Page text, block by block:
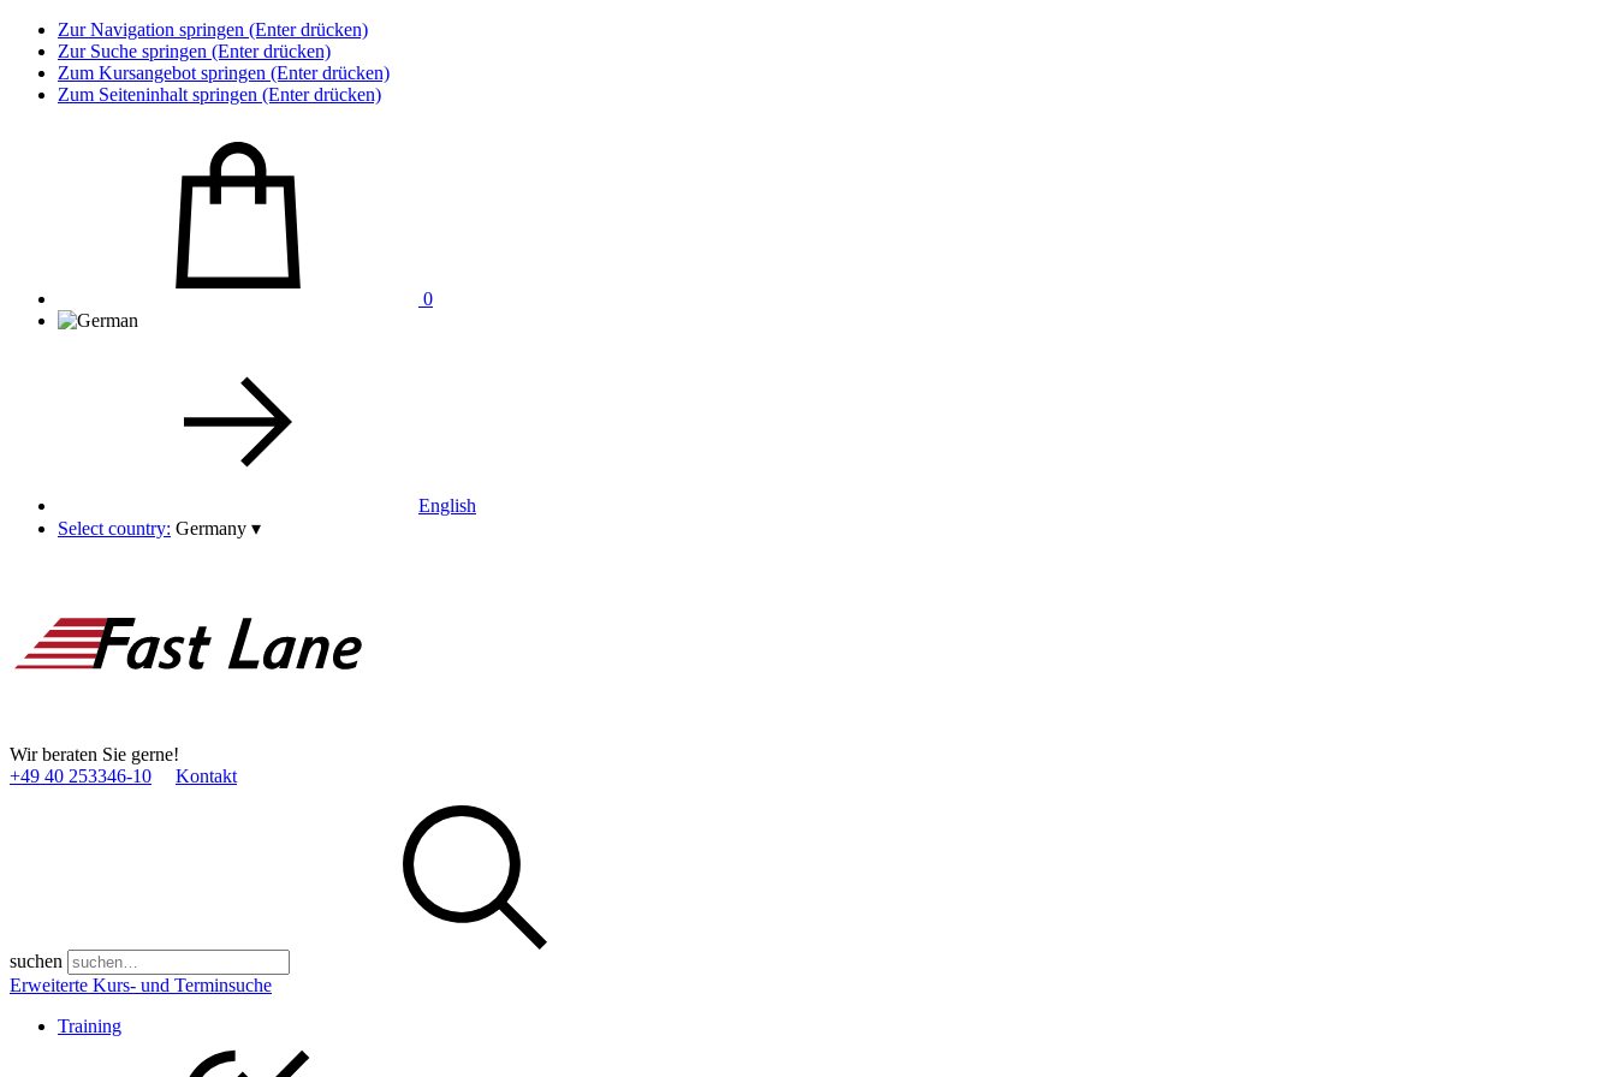
Zur Navigation springen (Enter drücken)
Zur Suche springen (Enter drücken)
Zum Kursangebot springen (Enter drücken)
Zum Seiteninhalt springen (Enter drücken)
0
English
Select country: Germany ▾
Wir beraten Sie gerne!
+49 40 253346­-10
Kontakt
suchen
Erweiterte Kurs- und Terminsuche
Training